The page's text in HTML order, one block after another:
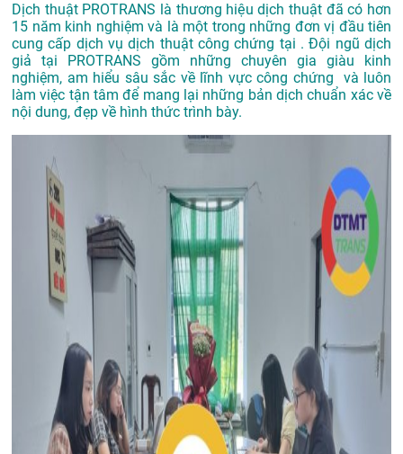
Dịch thuật PROTRANS là thương hiệu dịch thuật đã có hơn
15 năm kinh nghiệm và là một trong những đơn vị đầu tiên
cung cấp dịch vụ dịch thuật công chứng tại . Đội ngũ dịch
giả tại PROTRANS gồm những chuyên gia giàu kinh
nghiệm, am hiểu sâu sắc về lĩnh vực công chứng và luôn
làm việc tận tâm để mang lại những bản dịch chuẩn xác về
nội dung, đẹp về hình thức trình bày.